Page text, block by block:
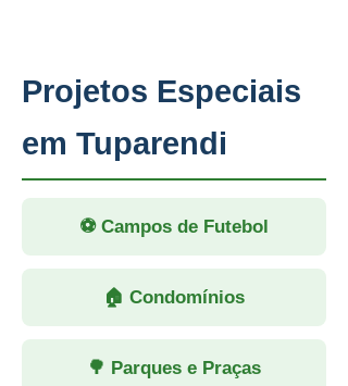
Projetos Especiais
em Tuparendi
⚽ Campos de Futebol
🏠 Condomínios
🌳 Parques e Praças